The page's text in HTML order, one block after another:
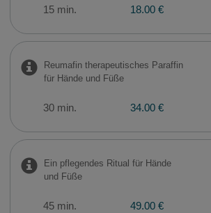
15 min. 18.00 €
Reumafin therapeutisches Paraffin
für Hände und Füße
30 min. 34.00 €
Ein pflegendes Ritual für Hände
und Füße
45 min. 49.00 €